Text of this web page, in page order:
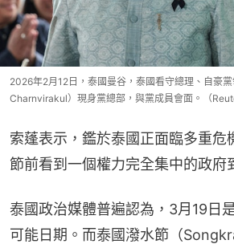
2026年2月12日，泰國曼谷，泰國看守總理、自豪
Charnvirakul）現身黨總部，與黨成員會面。（
索蓬表示，鑑於泰國正面臨多重危
節前看到一個權力完全集中的政府
泰國政治媒體普遍認為，3月19日
可能日期。而泰國潑水節（